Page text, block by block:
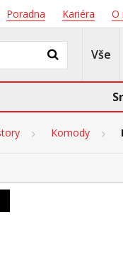
Poradna Kariéra O
Vše
Komody